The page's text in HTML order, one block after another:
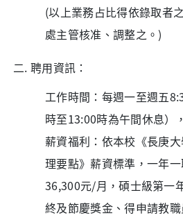
(以上業務占比得依錄取者
處主管核准、調整之。)
聘用資訊：
工作時間：每週一至週五
時至13:00時為午間休息）
薪資福利：依本校《長庚
理要點》薪資標準，一年
36,300元/月，碩士級第一
終及節慶獎金、得申請教